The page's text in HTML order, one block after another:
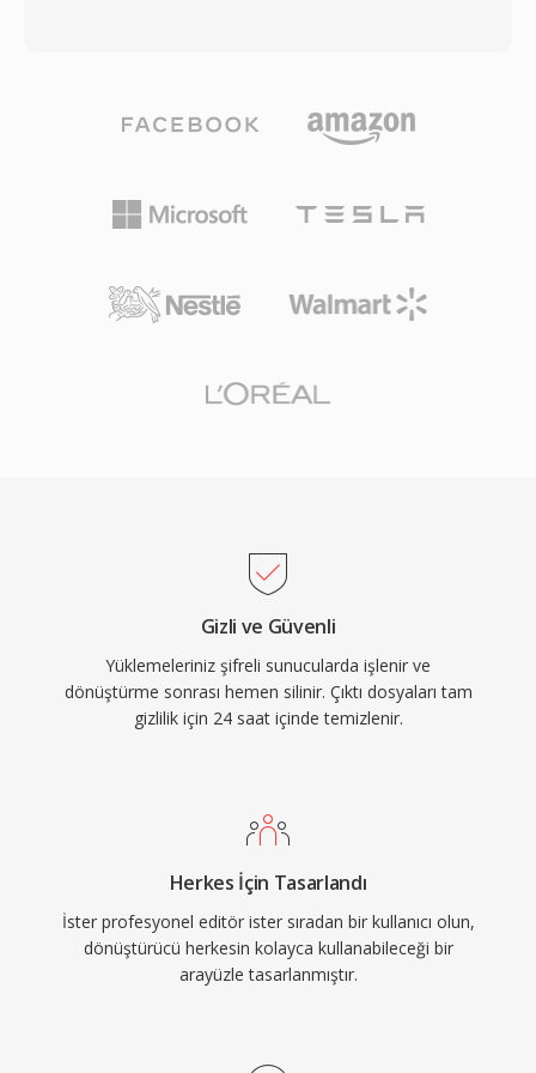
uyumluluk sağlayarak geniş bir mobil cihaz
yelpazesinde güvenilir oynatma imkanı
amaç için 3G2&#039;nın yerini almış olsa da,
dosya boyutunun öncelikli olduğu durumlarda
hâlâ kullanışlıdır.
kosinüs dönüşümü kodlaması kullanarak
4 Part 2 ile karşılaştırılabilir kalite elde eder. Ogg
kapsayıcısı, Theora videoyu Vorbis veya Opus
şeması kullanır ve kesintisiz birleştirme için
destekler. OGV, HTML5 video öğesi için
veya lisanslı codec&#039;lere bağımlı olmadan
işleyebildiğini göstererek yerel OGV desteği
sunmuştur. Format ayrıca Ogg kapsayıcısı
içinde FLAC kayıpsız ses, Kate altyazı akışları ve
Skeleton meta verilerini destekler. WebM ve
AV1 açık kaynak video alanında OGV&#039;nın
ve patent endişelerinden tamamen arınmış
olmanın önemli olduğu ortamlarda hâlâ
kullanılabilir durumdadır.
Gizli ve Güvenli
Yüklemeleriniz şifreli sunucularda işlenir ve
dönüştürme sonrası hemen silinir. Çıktı dosyaları tam
gizlilik için 24 saat içinde temizlenir.
Herkes İçin Tasarlandı
İster profesyonel editör ister sıradan bir kullanıcı olun,
dönüştürücü herkesin kolayca kullanabileceği bir
arayüzle tasarlanmıştır.